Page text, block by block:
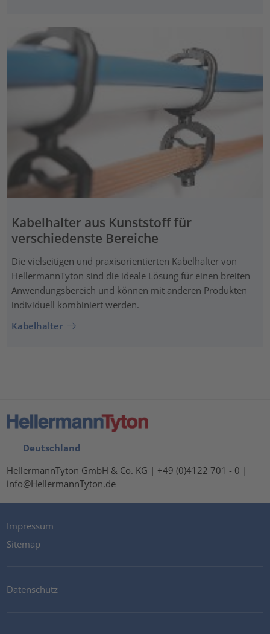
Kabelhalter aus Kunststoff für
verschiedenste Bereiche
Die vielseitigen und praxisorientierten Kabelhalter von
HellermannTyton sind die ideale Lösung für einen breiten
Anwendungsbereich und können mit anderen Produkten
individuell kombiniert werden.
Kabelhalter
Deutschland
HellermannTyton GmbH & Co. KG | +49 (0)4122 701 - 0 |
info@HellermannTyton.de
Impressum
Sitemap
Datenschutz